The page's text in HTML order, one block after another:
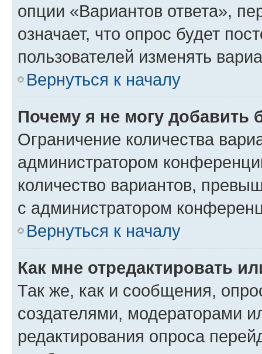
опции «Вариантов ответа»,
означает, что опрос будет
пользователей изменять
Вернуться к началу
Почему я не могу добавить
Ограничение количества
администратором
количество вариантов,
с администратором
Вернуться к началу
Как мне отредактировать
Так же, как и сообщения,
создателями, модераторами
редактирования опроса